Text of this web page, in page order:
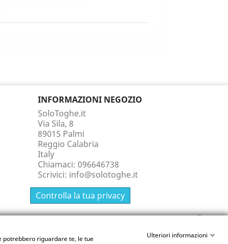
INFORMAZIONI NEGOZIO
SoloToghe.it
Via Sila, 8
89015 Palmi
Reggio Calabria
Italy
Chiamaci: 096646738
Scrivici: info@solotoghe.it
Controlla la tua privacy
potrebbero riguardare te, le tue Ulteriori informazioni